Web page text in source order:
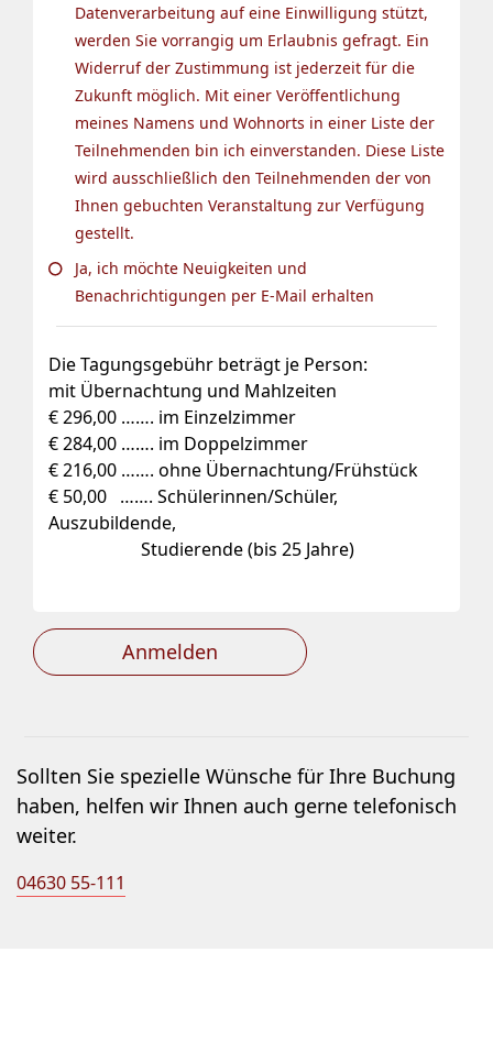
Datenverarbeitung auf eine Einwilligung stützt,
werden Sie vorrangig um Erlaubnis gefragt. Ein
Widerruf der Zustimmung ist jederzeit für die
Zukunft möglich. Mit einer Veröffentlichung
meines Namens und Wohnorts in einer Liste der
Teilnehmenden bin ich einverstanden. Diese Liste
wird ausschließlich den Teilnehmenden der von
Ihnen gebuchten Veranstaltung zur Verfügung
gestellt.
Ja, ich möchte Neuigkeiten und
Benachrichtigungen per E-Mail erhalten
Die Tagungsgebühr beträgt je Person:
mit Übernachtung und Mahlzeiten
€ 296,00 ……. im Einzelzimmer
€ 284,00 ……. im Doppelzimmer
€ 216,00 ……. ohne Übernachtung/Frühstück
€ 50,00 ……. Schülerinnen/Schüler,
Auszubildende,
Studierende (bis 25 Jahre)
Anmelden
Sollten Sie spezielle Wünsche für Ihre Buchung
haben, helfen wir Ihnen auch gerne telefonisch
weiter.
04630 55-111